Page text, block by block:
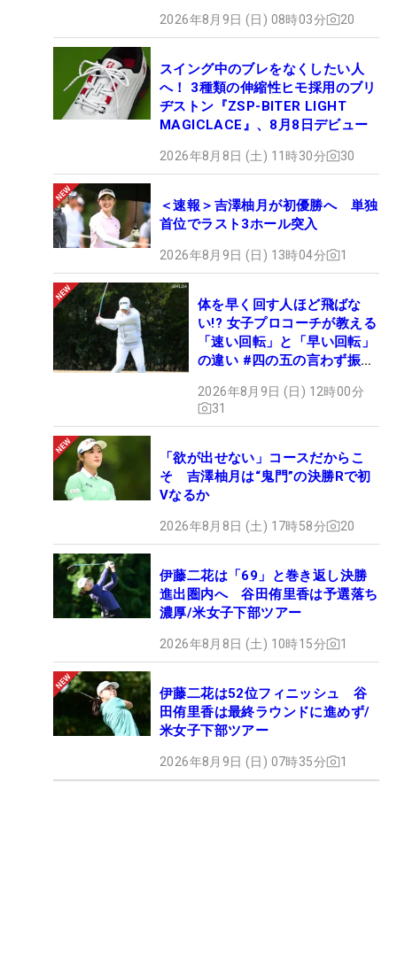
2026年8月9日 (日) 08時03分 20
スイング中のブレをなくしたい人
へ！ 3種類の伸縮性ヒモ採用のブリ
ヂストン『ZSP-BITER LIGHT
MAGICLACE』、8月8日デビュー
2026年8月8日 (土) 11時30分 30
＜速報＞吉澤柚月が初優勝へ 単独
首位でラスト3ホール突入
2026年8月9日 (日) 13時04分 1
体を早く回す人ほど飛ばな
い!? 女子プロコーチが教える
「速い回転」と「早い回転」
の違い #四の五の言わず振り
2026年8月9日 (日) 12時00分
31
「欲が出せない」コースだからこ
そ 吉澤柚月は“鬼門”の決勝Rで初
Vなるか
2026年8月8日 (土) 17時58分 20
伊藤二花は「69」と巻き返し決勝
進出圏内へ 谷田侑里香は予選落ち
濃厚/米女子下部ツアー
2026年8月8日 (土) 10時15分 1
伊藤二花は52位フィニッシュ 谷
田侑里香は最終ラウンドに進めず/
米女子下部ツアー
2026年8月9日 (日) 07時35分 1